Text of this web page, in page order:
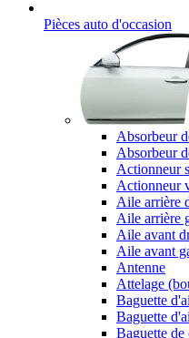
Pièces auto d'occasion
Absorbeur
Absorbeur
Actionneur
Actionneur
Aile arrière
Aile arrière
Aile avant
Aile avant
Antenne
Attelage
Baguette
Baguette
Baguette de